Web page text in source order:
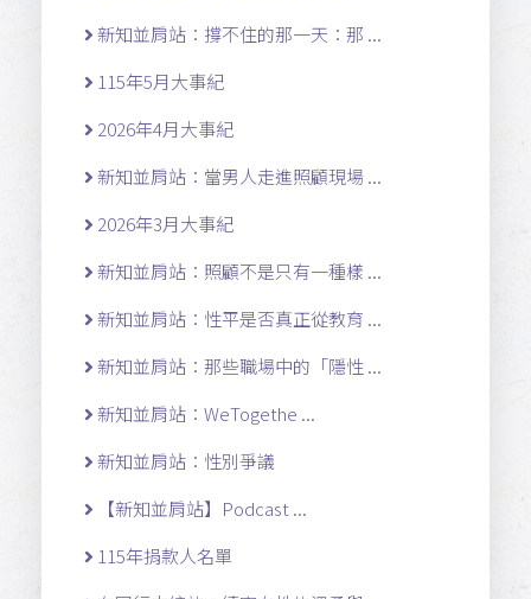
新知並肩站：撐不住的那一天：那 ...
115年5月大事紀
2026年4月大事紀
新知並肩站：當男人走進照顧現場 ...
2026年3月大事紀
新知並肩站：照顧不是只有一種樣 ...
新知並肩站：性平是否真正從教育 ...
新知並肩站：那些職場中的「隱性 ...
新知並肩站：WeTogethe ...
新知並肩站：性別爭議
【新知並肩站】Podcast ...
115年捐款人名單